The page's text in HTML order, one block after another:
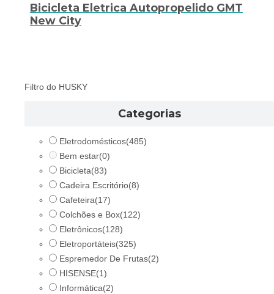
Bicicleta Eletrica Autopropelido GMT
New City
Filtro do HUSKY
Categorias
Eletrodomésticos(485)
Bem estar(0)
Bicicleta(83)
Cadeira Escritório(8)
Cafeteira(17)
Colchões e Box(122)
Eletrônicos(128)
Eletroportáteis(325)
Espremedor De Frutas(2)
HISENSE(1)
Informática(2)